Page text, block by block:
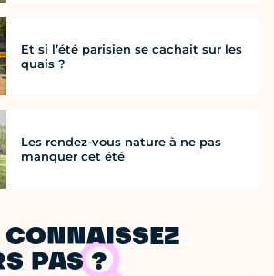
Et si l’été parisien se cachait sur les
quais ?
Les rendez-vous nature à ne pas
manquer cet été
CONNAISSEZ
PAS ?